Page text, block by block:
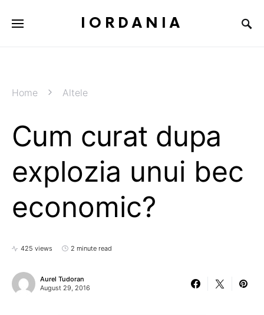
IORDANIA
Home Altele
Cum curat dupa
explozia unui bec
economic?
425 views 2 minute read
Aurel Tudoran
August 29, 2016